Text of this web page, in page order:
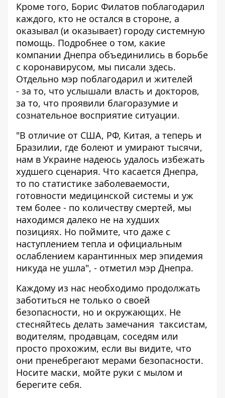
Кроме того, Борис Филатов поблагодарил
каждого, кто не остался в стороне, а
оказывал (и оказывает) городу системную
помощь. Подробнее о том, какие
компании Днепра объединились в борьбе
с коронавирусом, мы писали здесь.
Отдельно мэр поблагодарил и жителей
- за то, что услышали власть и докторов,
за то, что проявили благоразумие и
сознательное восприятие ситуации.
"В отличие от США, РФ, Китая, а теперь и
Бразилии, где болеют и умирают тысячи,
нам в Украине надеюсь удалось избежать
худшего сценария. Что касается Днепра,
то по статистике заболеваемости,
готовности медицинской системы и уж
тем более - по количеству смертей, мы
находимся далеко не на худших
позициях. Но поймите, что даже с
наступлением тепла и официальным
ослаблением карантинных мер эпидемия
никуда не ушла", - отметил мэр Днепра.
Каждому из нас необходимо продолжать
заботиться не только о своей
безопасности, но и окружающих. Не
стесняйтесь делать замечания таксистам,
водителям, продавцам, соседям или
просто прохожим, если вы видите, что
они пренебрегают мерами безопасности.
Носите маски, мойте руки с мылом и
берегите себя.